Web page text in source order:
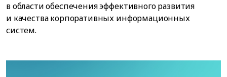
в области обеспечения эффективного развития
и качества корпоративных информационных
систем.